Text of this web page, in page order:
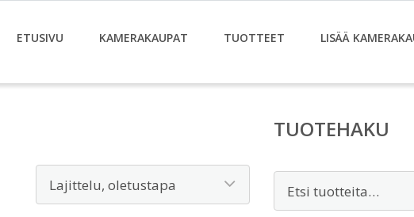
ETUSIVU KAMERAKAUPAT TUOTTEET LISÄÄ
TUOTEHAKU